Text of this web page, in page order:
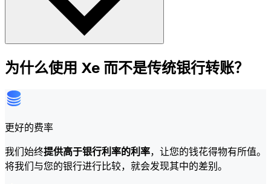
为什么使用 Xe 而不是传统银行转账？
更好的费率
我们始终提供高于银行利率的利率，让您的钱花得物有所值。
将我们与您的银行进行比较，就会发现其中的差别。